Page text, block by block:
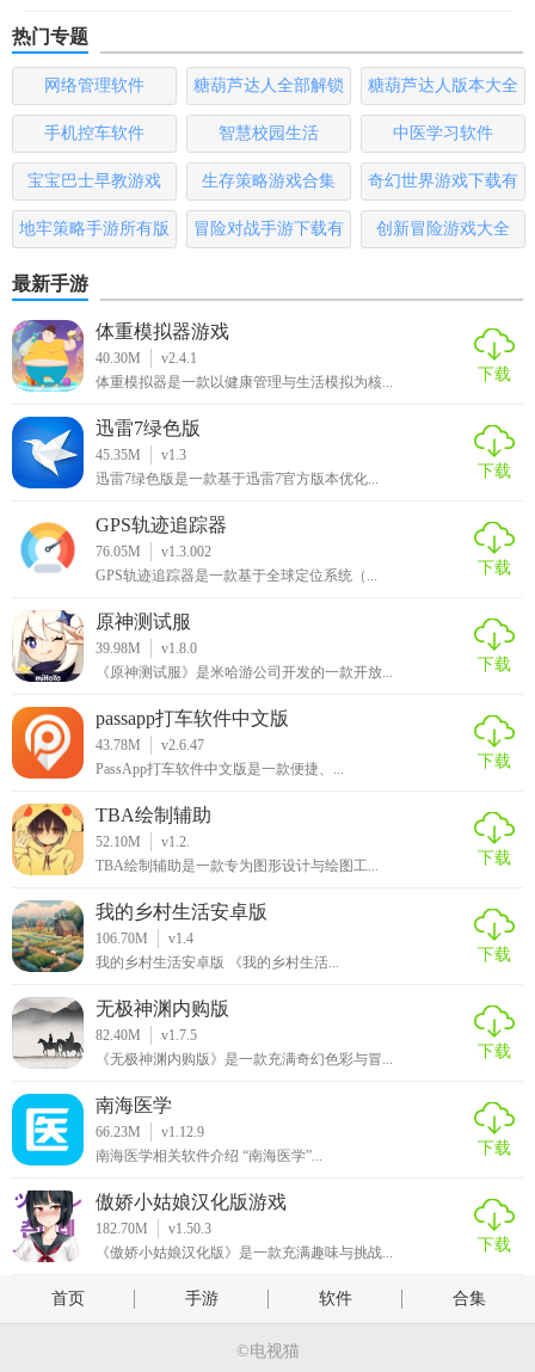
热门专题
网络管理软件
糖葫芦达人全部解锁
版
糖葫芦达人版本大全
手机控车软件 智慧校园生活 中医学习软件
宝宝巴士早教游戏 生存策略游戏合集
奇幻世界游戏下载有
哪些
地牢策略手游所有版
冒险对战手游下载有
创新冒险游戏大全
最新手游
体重模拟器游戏
40.30M
v2.4.1
体重模拟器是一款以健康管理与生活模拟为核...
下载
迅雷7绿色版
45.35M
v1.3
迅雷7绿色版是一款基于迅雷7官方版本优化...
下载
GPS轨迹追踪器
76.05M
v1.3.002
GPS轨迹追踪器是一款基于全球定位系统（...
下载
原神测试服
39.98M
v1.8.0
《原神测试服》是米哈游公司开发的一款开放...
下载
passapp打车软件中文版
43.78M
v2.6.47
PassApp打车软件中文版是一款便捷、...
下载
TBA绘制辅助
52.10M
v1.2.
TBA绘制辅助是一款专为图形设计与绘图工...
下载
我的乡村生活安卓版
106.70M
v1.4
我的乡村生活安卓版 《我的乡村生活...
下载
无极神渊内购版
82.40M
v1.7.5
《无极神渊内购版》是一款充满奇幻色彩与冒...
下载
南海医学
66.23M
v1.12.9
南海医学相关软件介绍 “南海医学”...
下载
傲娇小姑娘汉化版游戏
182.70M
v1.50.3
《傲娇小姑娘汉化版》是一款充满趣味与挑战...
下载
首页 手游 软件 合集
©电视猫